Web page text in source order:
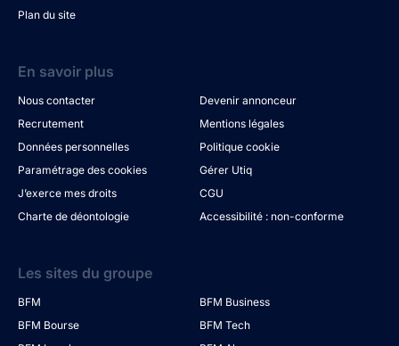
Plan du site
En savoir plus
Nous contacter
Devenir annonceur
Recrutement
Mentions légales
Données personnelles
Politique cookie
Paramétrage des cookies
Gérer Utiq
J’exerce mes droits
CGU
Charte de déontologie
Accessibilité : non-conforme
Les sites du groupe
BFM
BFM Business
BFM Bourse
BFM Tech